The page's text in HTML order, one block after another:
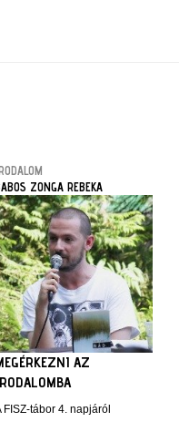
ZONGA REBEKA
AZ
FISZ-tábor 4. napjáról